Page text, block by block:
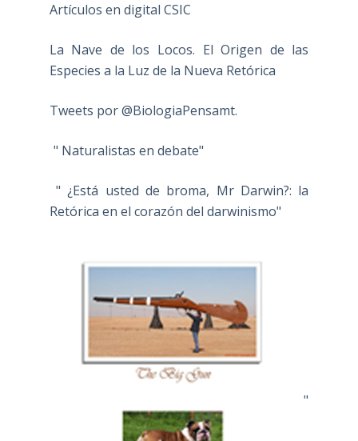
Artículos en digital CSIC
La Nave de los Locos. El Origen de las
Especies a la Luz de la Nueva Retórica
Tweets por @BiologiaPensamt.
" Naturalistas en debate"
" ¿Está usted de broma, Mr Darwin?: la
Retórica en el corazón del darwinismo"
"